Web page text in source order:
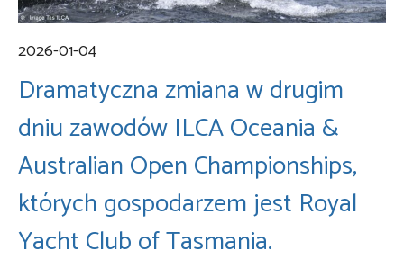
2026-01-04
Dramatyczna zmiana w drugim
dniu zawodów ILCA Oceania &
Australian Open Championships,
których gospodarzem jest Royal
Yacht Club of Tasmania.